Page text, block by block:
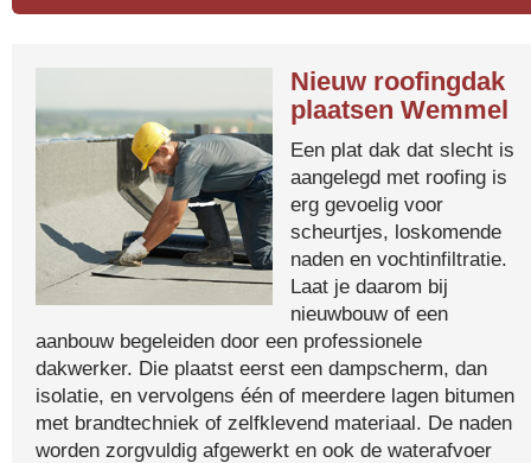
Nieuw roofingdak
plaatsen Wemmel
Een plat dak dat slecht is
aangelegd met roofing is
erg gevoelig voor
scheurtjes, loskomende
naden en vochtinfiltratie.
Laat je daarom bij
nieuwbouw of een
aanbouw begeleiden door een professionele
dakwerker. Die plaatst eerst een dampscherm, dan
isolatie, en vervolgens één of meerdere lagen bitumen
met brandtechniek of zelfklevend materiaal. De naden
worden zorgvuldig afgewerkt en ook de waterafvoer